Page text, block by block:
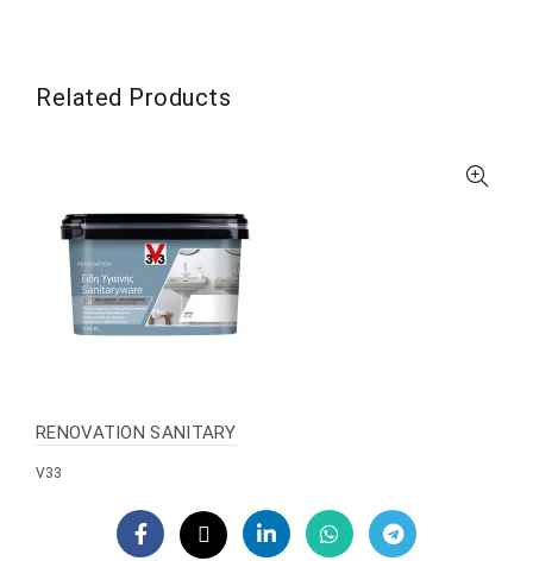
Related Products
RENOVATION SANITARY
V33